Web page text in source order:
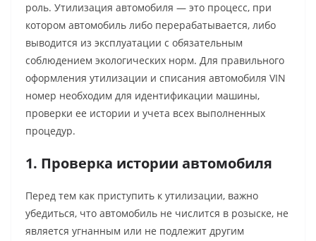
роль. Утилизация автомобиля — это процесс, при
котором автомобиль либо перерабатывается, либо
выводится из эксплуатации с обязательным
соблюдением экологических норм. Для правильного
оформления утилизации и списания автомобиля VIN
номер необходим для идентификации машины,
проверки ее истории и учета всех выполненных
процедур.
1. Проверка истории автомобиля
Перед тем как приступить к утилизации, важно
убедиться, что автомобиль не числится в розыске, не
является угнанным или не подлежит другим